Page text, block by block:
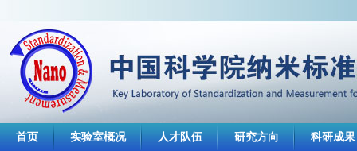
首页 实验室概况 人才队伍 研究方向 科研成果